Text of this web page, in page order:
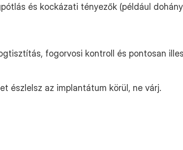
és kockázati tényezők (például
fogorvosi kontroll és pontosan
észlelsz az implantátum körül, ne várj.